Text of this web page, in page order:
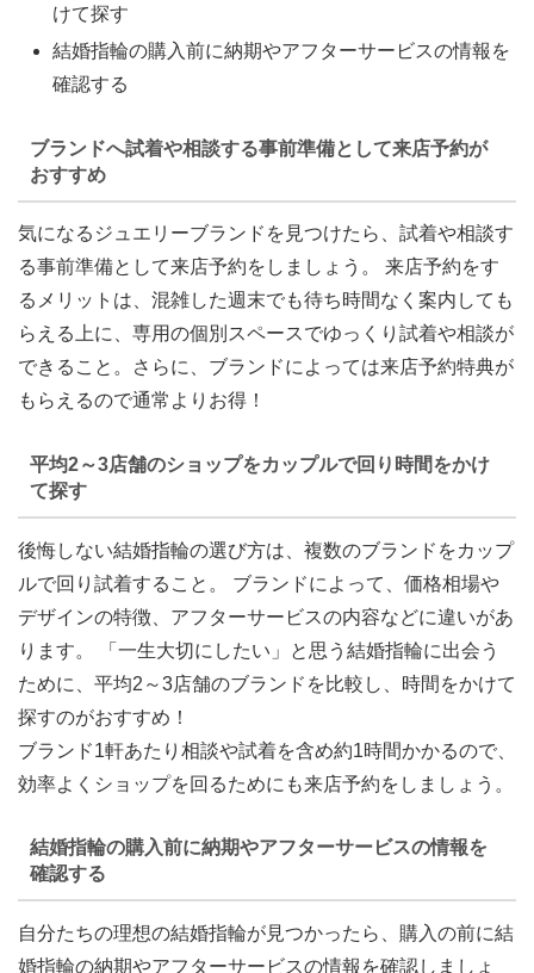
けて探す
結婚指輪の購入前に納期やアフターサービスの情報を
確認する
ブランドへ試着や相談する事前準備として来店予約が
おすすめ
気になるジュエリーブランドを見つけたら、試着や相談す
る事前準備として来店予約をしましょう。 来店予約をす
るメリットは、混雑した週末でも待ち時間なく案内しても
らえる上に、専用の個別スペースでゆっくり試着や相談が
できること。さらに、 ブランドによっては来店予約特典が
もらえるので通常よりお得！
平均2～3店舗のショップをカップルで回り時間をかけ
て探す
後悔しない結婚指輪の選び方は、複数のブランドをカップ
ルで回り試着すること。 ブランドによって、価格相場や
デザインの特徴、アフターサービスの内容などに違いがあ
ります。 「一生大切にしたい」と思う結婚指輪に出会う
ために、 平均2～3店舗のブランドを比較し、時間をかけて
探すのがおすすめ ！
ブランド1軒あたり相談や試着を含め約1時間かかるので、
効率よくショップを回るためにも来店予約をしましょう。
結婚指輪の購入前に納期やアフターサービスの情報を
確認する
自分たちの理想の結婚指輪が見つかったら、購入の前に結
婚指輪の納期やアフターサービスの情報を確認しましょ